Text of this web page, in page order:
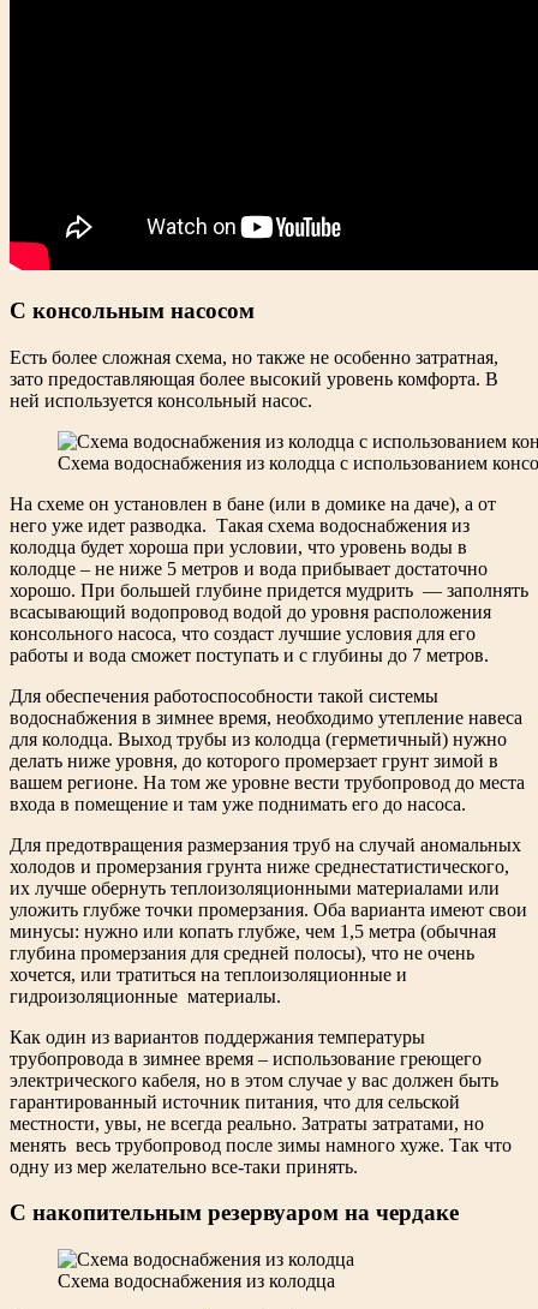
С консольным насосом
Есть более сложная схема, но также не особенно затратная,
зато предоставляющая более высокий уровень комфорта. В
ней используется консольный насос.
Cхема водоснабжения из колодца с использованием
На схеме он установлен в бане (или в домике на даче), а от
него уже идет разводка. Такая схема водоснабжения из
колодца будет хороша при условии, что уровень воды в
колодце – не ниже 5 метров и вода прибывает достаточно
хорошо. При большей глубине придется мудрить — заполнять
всасывающий водопровод водой до уровня расположения
консольного насоса, что создаст лучшие условия для его
работы и вода сможет поступать и с глубины до 7 метров.
Для обеспечения работоспособности такой системы
водоснабжения в зимнее время, необходимо утепление навеса
для колодца. Выход трубы из колодца (герметичный) нужно
делать ниже уровня, до которого промерзает грунт зимой в
вашем регионе. На том же уровне вести трубопровод до места
входа в помещение и там уже поднимать его до насоса.
Для предотвращения размерзания труб на случай аномальных
холодов и промерзания грунта ниже среднестатистического,
их лучше обернуть теплоизоляционными материалами или
уложить глубже точки промерзания. Оба варианта имеют свои
минусы: нужно или копать глубже, чем 1,5 метра (обычная
глубина промерзания для средней полосы), что не очень
хочется, или тратиться на теплоизоляционные и
гидроизоляционные материалы.
Как один из вариантов поддержания температуры
трубопровода в зимнее время – использование греющего
электрического кабеля, но в этом случае у вас должен быть
гарантированный источник питания, что для сельской
местности, увы, не всегда реально. Затраты затратами, но
менять весь трубопровод после зимы намного хуже. Так что
одну из мер желательно все-таки принять.
С накопительным резервуаром на чердаке
Cхема водоснабжения из колодца